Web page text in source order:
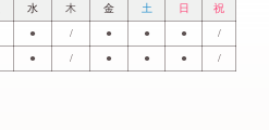
水 木 金 土 日 祝
● / ● ● ● /
● / ● ● ● /